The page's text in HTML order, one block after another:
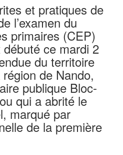
et pratiques de
l’examen du
primaires (CEP)
ce mardi 2
du territoire
de Nando,
publique Bloc-
qui a abrité le
marqué par
de la première